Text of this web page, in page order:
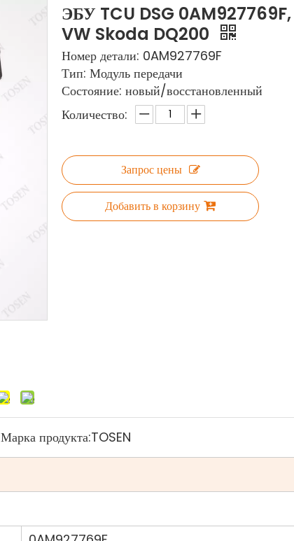
ЭБУ TCU DSG
VW Skoda DQ200
Номер детали: 0AM927769F
Тип: Модуль передачи
Состояние: новый/восстановленный
Количество:
Запрос цены
Добавить в корзину
Марка продукта:TOSEN